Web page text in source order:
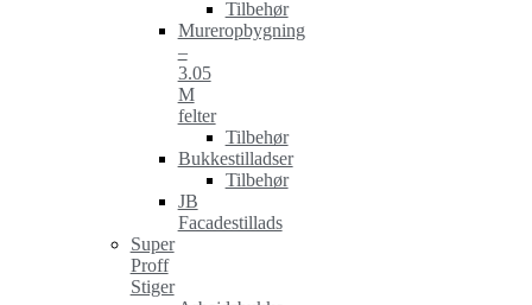
Tilbehør
Mureropbygning
–
3.05
M
felter
Tilbehør
Bukkestilladser
Tilbehør
JB
Facadestillads
Super
Proff
Stiger